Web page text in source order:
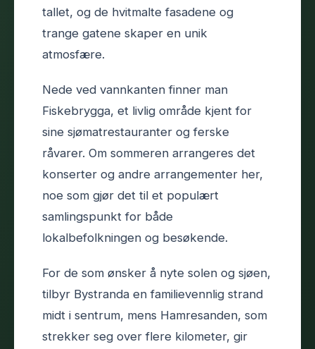
tallet, og de hvitmalte fasadene og
trange gatene skaper en unik
atmosfære.
Nede ved vannkanten finner man
Fiskebrygga, et livlig område kjent for
sine sjømatrestauranter og ferske
råvarer. Om sommeren arrangeres det
konserter og andre arrangementer her,
noe som gjør det til et populært
samlingspunkt for både
lokalbefolkningen og besøkende.
For de som ønsker å nyte solen og sjøen,
tilbyr Bystranda en familievennlig strand
midt i sentrum, mens Hamresanden, som
strekker seg over flere kilometer, gir